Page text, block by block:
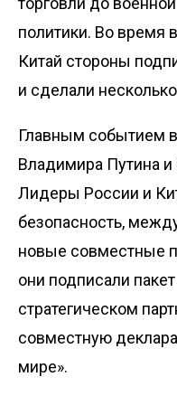
политики. Во время
Китай стороны
и сделали
Главным событием
Владимира Путина
Лидеры России и
безопасность,
новые совместные
они подписали
стратегическом
совместную
мире».